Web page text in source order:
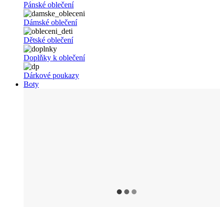
Pánské oblečení
Dámské oblečení
Dětské oblečení
Doplňky k oblečení
Dárkové poukazy
Boty